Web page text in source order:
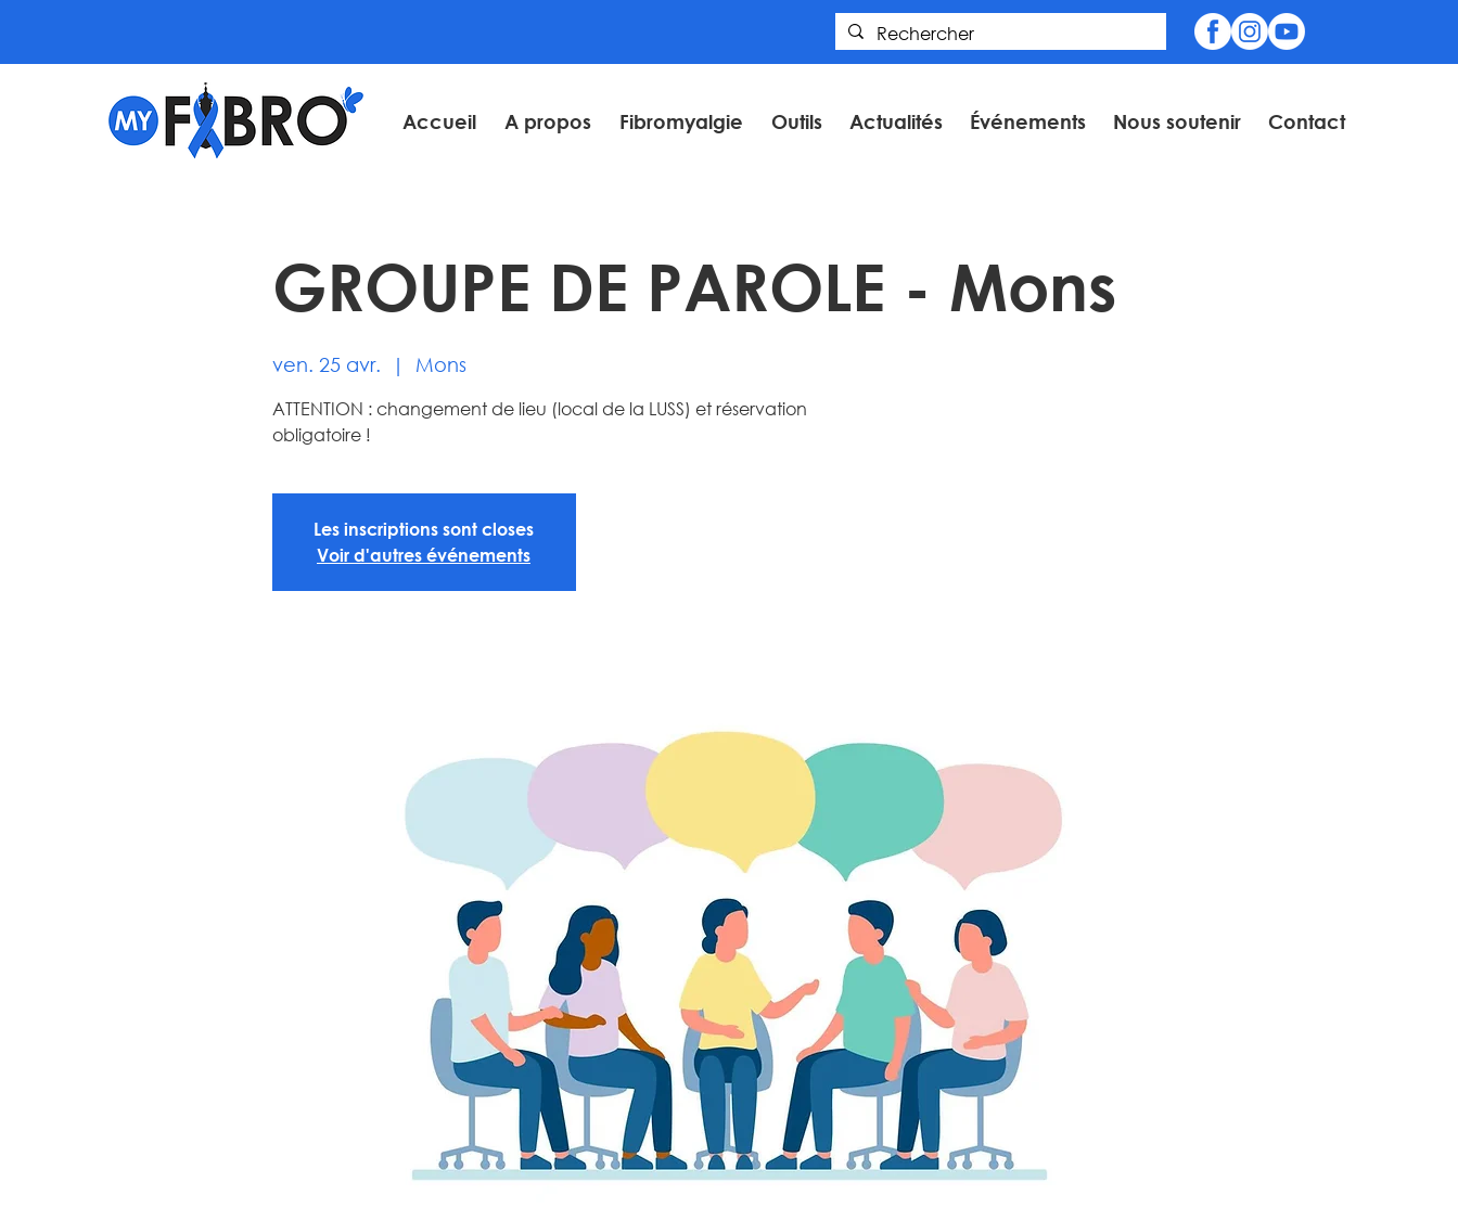
Accueil A propos Fibromyalgie Outils Actualités Événements Nous soutenir Contact
GROUPE DE PAROLE - Mons
ven. 25 avr.
  |
Mons
ATTENTION : changement de lieu (local de la LUSS) et réservation
obligatoire !
Les inscriptions sont closes
Voir d'autres événements